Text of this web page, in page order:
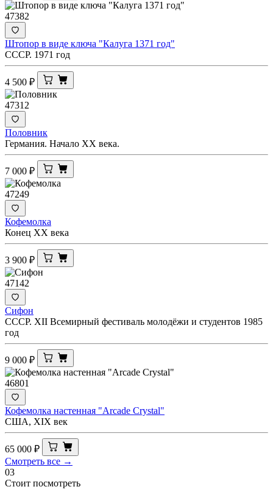
47382
Штопор в виде ключа "Калуга 1371 год"
СССР. 1971 год
4 500 ₽
47312
Половник
Германия. Начало ХХ века.
7 000 ₽
47249
Кофемолка
Конец ХХ века
3 900 ₽
47142
Сифон
СССР. XII Всемирный фестиваль молодёжи и студентов 1985
год
9 000 ₽
46801
Кофемолка настенная "Arcade Crystal"
США, XIX век
65 000 ₽
Смотреть все →
03
Стоит посмотреть